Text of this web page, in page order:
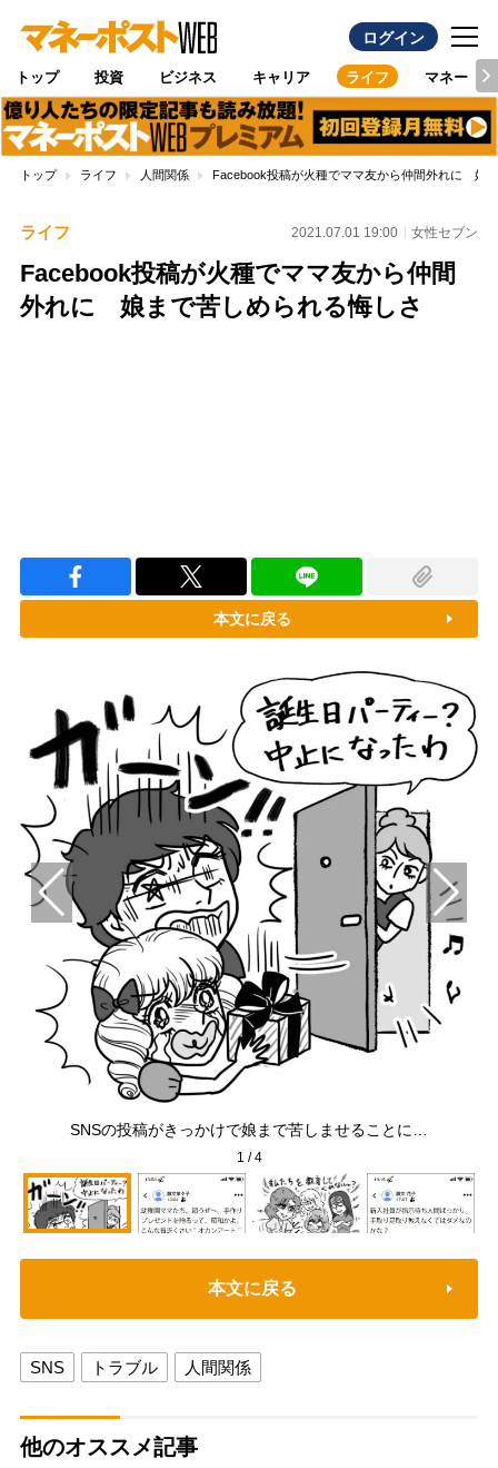
ログイン
トップ 投資 ビジネス キャリア ライフ マネー
トップ ライフ 人間関係 Facebook投稿が火種でママ友から仲間外れに 娘
ライフ 2021.07.01 19:00 女性セブン
Facebook投稿が火種でママ友から仲間
外れに 娘まで苦しめられる悔しさ
本文に戻る
SNSの投稿がきっかけで娘まで苦しませることに…
1 /4
本文に戻る
SNS トラブル 人間関係
他のオススメ記事